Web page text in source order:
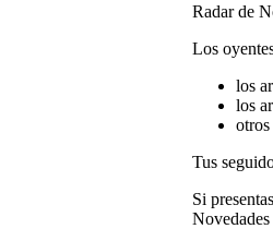
Radar de
Los
los
los
otros
Tus
Si
Novedades